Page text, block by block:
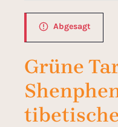
Abgesagt
Grüne